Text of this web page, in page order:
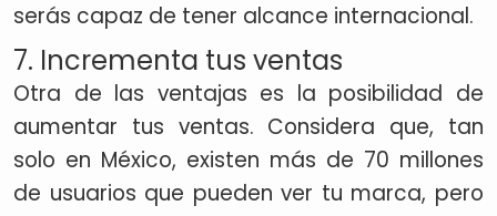
serás capaz de tener alcance internacional.
7. Incrementa tus ventas
Otra de las ventajas es la posibilidad de
aumentar tus ventas. Considera que, tan
solo en México, existen más de 70 millones
de usuarios que pueden ver tu marca, pero